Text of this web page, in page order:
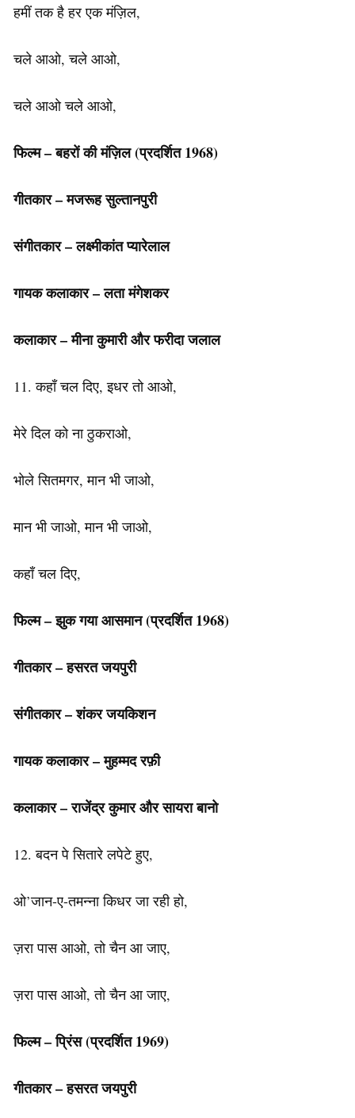
हमीं तक है हर एक मंज़िल,
चले आओ, चले आओ,
चले आओ चले आओ,
फिल्म – बहरों की मंज़िल (प्रदर्शित 1968)
गीतकार – मजरूह सुल्तानपुरी
संगीतकार – लक्ष्मीकांत प्यारेलाल
गायक कलाकार – लता मंगेशकर
कलाकार – मीना कुमारी और फरीदा जलाल
11. कहाँ चल दिए, इधर तो आओ,
मेरे दिल को ना ठुकराओ,
भोले सितमगर, मान भी जाओ,
मान भी जाओ, मान भी जाओ,
कहाँ चल दिए,
फिल्म – झुक गया आसमान (प्रदर्शित 1968)
गीतकार – हसरत जयपुरी
संगीतकार – शंकर जयकिशन
गायक कलाकार– मुहम्मद रफ़ी
कलाकार – राजेंद्र कुमार और सायरा बानो
12. बदन पे सितारे लपेटे हुए,
ओ’जान-ए-तमन्ना किधर जा रही हो,
ज़रा पास आओ, तो चैन आ जाए,
ज़रा पास आओ, तो चैन आ जाए,
फिल्म – प्रिंस (प्रदर्शित 1969)
गीतकार – हसरत जयपुरी